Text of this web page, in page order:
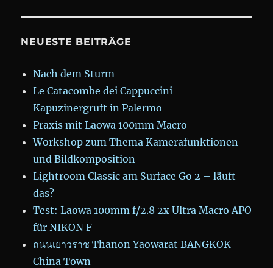
NEUESTE BEITRÄGE
Nach dem Sturm
Le Catacombe dei Cappuccini –
Kapuzinergruft in Palermo
Praxis mit Laowa 100mm Macro
Workshop zum Thema Kamerafunktionen
und Bildkomposition
Lightroom Classic am Surface Go 2 – läuft
das?
Test: Laowa 100mm f/2.8 2x Ultra Macro APO
für NIKON F
ถนนเยาวราช Thanon Yaowarat BANGKOK
China Town